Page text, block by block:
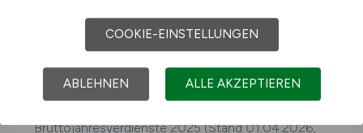
Ostdeutschland
Bruttojahresverdienste 2025 (Stand 01.04.2026,
COOKIE-EINSTELLUNGEN
ABLEHNEN ALLE AKZEPTIEREN